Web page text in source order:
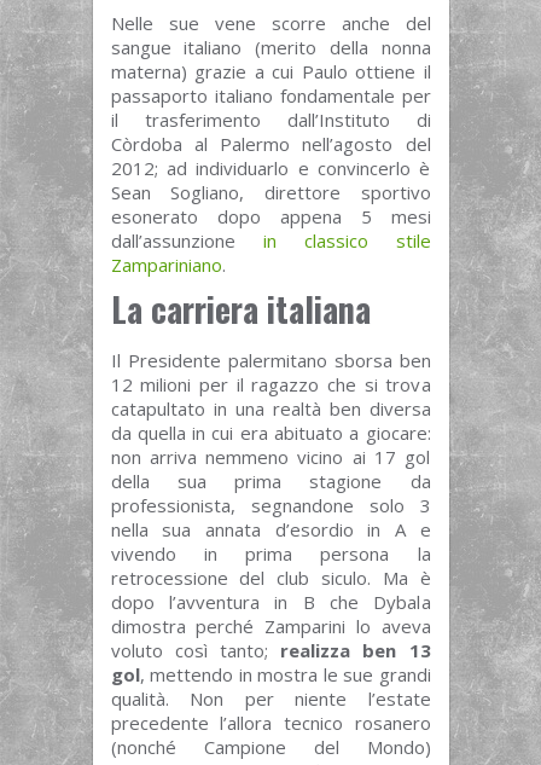
Nelle sue vene scorre anche del
sangue italiano (merito della nonna
materna) grazie a cui Paulo ottiene il
passaporto italiano fondamentale per
il trasferimento dall’Instituto di
Còrdoba al Palermo nell’agosto del
2012; ad individuarlo e convincerlo è
Sean Sogliano, direttore sportivo
esonerato dopo appena 5 mesi
dall’assunzione in classico stile
Zampariniano.
La carriera italiana
Il Presidente palermitano sborsa ben
12 milioni per il ragazzo che si trova
catapultato in una realtà ben diversa
da quella in cui era abituato a giocare:
non arriva nemmeno vicino ai 17 gol
della sua prima stagione da
professionista, segnandone solo 3
nella sua annata d’esordio in A e
vivendo in prima persona la
retrocessione del club siculo. Ma è
dopo l’avventura in B che Dybala
dimostra perché Zamparini lo aveva
voluto così tanto; realizza ben 13
gol, mettendo in mostra le sue grandi
qualità. Non per niente l’estate
precedente l’allora tecnico rosanero
(nonché Campione del Mondo)